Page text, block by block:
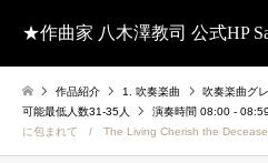
★作曲家 八木澤教司 公式HP
作品紹介 1. 吹奏楽曲 吹奏楽曲グ
可能最低人数31-35人
演奏時間 08:00 - 08:59
に包まれて / The Living Cherish the